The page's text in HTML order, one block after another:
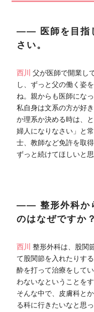
―― 医師を目指
さい。
西川父が医師で開業し
し、ずっと父の働く姿
ね。親からも医師にな
私自身は文系の方が好
か理系か決める時は、
婦人になりなさい」と
士、教師など免許を取
ずっと続けてほしいと
―― 整形外科か
のはなぜですか？
西川整形外科は、股関
て股関節を入れたりす
酔を打って治療をして
わないなということを
そんな中で、皮膚科と
る科に行きたいなと思